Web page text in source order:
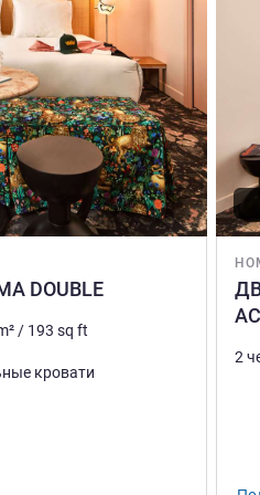
DOUBLE
/ 193 sq ft
кровати
2